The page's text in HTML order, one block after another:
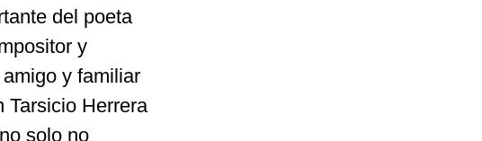
del poeta
y
y familiar
Tarsicio Herrera
solo no